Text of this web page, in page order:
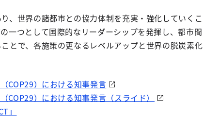
、世界の諸都市との協力体制を充実・強化していくこ
一つとして国際的なリーダーシップを発揮し、都市間
とで、各施策の更なるレベルアップと世界の脱炭素化
COP29）における知事発言
）における知事発言（スライド）
」